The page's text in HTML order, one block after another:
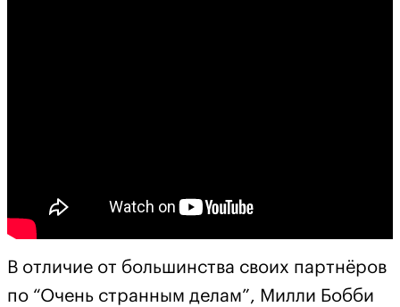
В отличие от большинства своих партнёров
по “Очень странным делам”, Милли Бобби